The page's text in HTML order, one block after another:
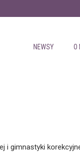
NEWSY O
gimnastyki